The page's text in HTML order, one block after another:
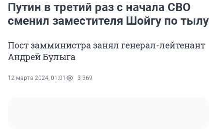
Путин в третий раз с начала СВО
сменил заместителя Шойгу по тылу
Пост замминистра занял генерал-лейтенант
Андрей Булыга
12 марта 2024, 01:01 3 369